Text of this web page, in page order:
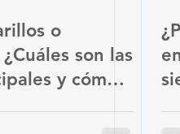
o
son las
y cómo